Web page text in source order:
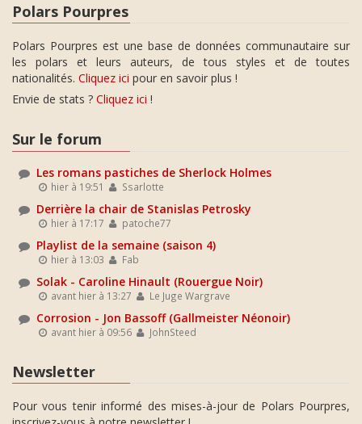
Polars Pourpres
Polars Pourpres est une base de données communautaire sur
les polars et leurs auteurs, de tous styles et de toutes
nationalités. Cliquez ici pour en savoir plus !
Envie de stats ? Cliquez ici !
Sur le forum
Les romans pastiches de Sherlock Holmes
hier à 19:51 Ssarlotte
Derrière la chair de Stanislas Petrosky
hier à 17:17 patoche77
Playlist de la semaine (saison 4)
hier à 13:03 Fab
Solak - Caroline Hinault (Rouergue Noir)
avant hier à 13:27 Le Juge Wargrave
Corrosion - Jon Bassoff (Gallmeister Néonoir)
avant hier à 09:56 JohnSteed
Newsletter
Pour vous tenir informé des mises-à-jour de Polars Pourpres,